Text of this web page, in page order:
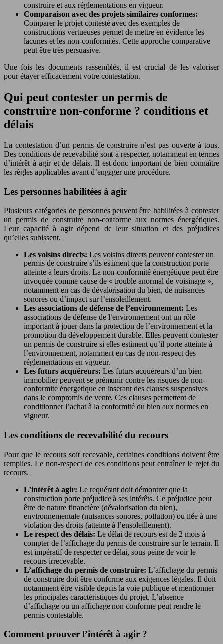
construire et aux réglementations en vigueur.
Comparaison avec des projets similaires conformes:
Comparer le projet contesté avec des exemples de
constructions vertueuses permet de mettre en évidence les
lacunes et les non-conformités. Cette approche comparative
peut être très persuasive.
Une fois les documents rassemblés, il est crucial de les valoriser
pour étayer efficacement votre contestation.
Qui peut contester un permis de
construire non-conforme ? conditions et
délais
La contestation d’un permis de construire n’est pas ouverte à tous.
Des conditions de recevabilité sont à respecter, notamment en termes
d’intérêt à agir et de délais. Il est donc important de bien connaître
les règles applicables avant d’engager une procédure.
Les personnes habilitées à agir
Plusieurs catégories de personnes peuvent être habilitées à contester
un permis de construire non-conforme aux normes énergétiques.
Leur capacité à agir dépend de leur situation et des préjudices
qu’elles subissent.
Les voisins directs: Les voisins directs peuvent contester un
permis de construire s’ils estiment que la construction porte
atteinte à leurs droits. La non-conformité énergétique peut être
invoquée comme cause de « trouble anormal de voisinage »,
notamment en cas de dévalorisation du bien, de nuisances
sonores ou d’impact sur l’ensoleillement.
Les associations de défense de l’environnement: Les
associations de défense de l’environnement ont un rôle
important à jouer dans la protection de l’environnement et la
promotion du développement durable. Elles peuvent contester
un permis de construire si elles estiment qu’il porte atteinte à
l’environnement, notamment en cas de non-respect des
réglementations en vigueur.
Les futurs acquéreurs: Les futurs acquéreurs d’un bien
immobilier peuvent se prémunir contre les risques de non-
conformité énergétique en insérant des clauses suspensives
dans le compromis de vente. Ces clauses permettent de
conditionner l’achat à la conformité du bien aux normes en
vigueur.
Les conditions de recevabilité du recours
Pour que le recours soit recevable, certaines conditions doivent être
remplies. Le non-respect de ces conditions peut entraîner le rejet du
recours.
L’intérêt à agir: Le requérant doit démontrer que la
construction porte préjudice à ses intérêts. Ce préjudice peut
être de nature financière (dévalorisation du bien),
environnementale (nuisances sonores, pollution) ou liée à une
violation des droits (atteinte à l’ensoleillement).
Le respect des délais: Le délai de recours est de 2 mois à
compter de l’affichage du permis de construire sur le terrain. Il
est impératif de respecter ce délai, sous peine de voir le
recours irrecevable.
L’affichage du permis de construire: L’affichage du permis
de construire doit être conforme aux exigences légales. Il doit
notamment être visible depuis la voie publique et mentionner
les principales caractéristiques du projet. L’absence
d’affichage ou un affichage non conforme peut rendre le
permis contestable.
Comment prouver l’intérêt à agir ?